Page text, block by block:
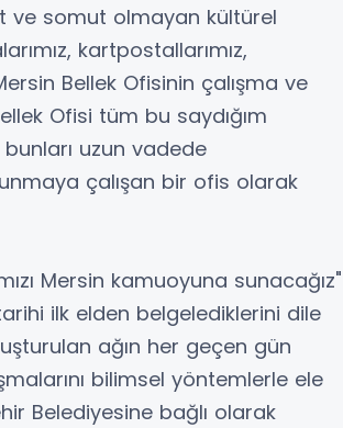
ve somut olmayan kültürel
kartpostallarımız,
Bellek Ofisinin çalışma ve
Ofisi tüm bu saydığım
uzun vadede
çalışan bir ofis olarak
Mersin kamuoyuna sunacağız"
ilk elden belgelediklerini dile
ağın her geçen gün
bilimsel yöntemlerle ele
Belediyesine bağlı olarak